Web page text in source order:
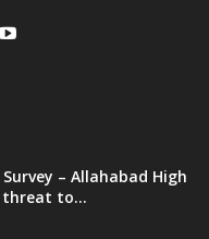
– Allahabad High
to...